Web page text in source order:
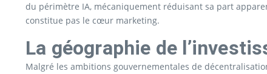
du périmètre IA, mécaniquement réduisant sa part
constitue pas le cœur marketing.
La géographie de
Malgré les ambitions gouvernementales de